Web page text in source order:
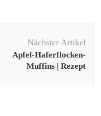
Nächster Artikel
Apfel-Haferflocken-
Muffins | Rezept